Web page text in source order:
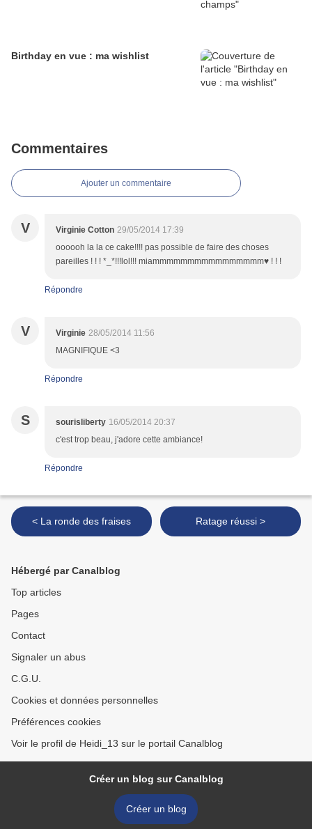
Birthday en vue : ma wishlist
Commentaires
Ajouter un commentaire
V Virginie Cotton 29/05/2014 17:39
oooooh la la ce cake!!!! pas possible de faire des choses
pareilles ! ! ! *_*!!!lol!!! miammmmmmmmmmmmmmmm♥ ! ! !
Répondre
V Virginie 28/05/2014 11:56
MAGNIFIQUE <3
Répondre
S sourisliberty 16/05/2014 20:37
c'est trop beau, j'adore cette ambiance!
Répondre
< La ronde des fraises Ratage réussi >
Hébergé par Canalblog
Top articles
Pages
Contact
Signaler un abus
C.G.U.
Cookies et données personnelles
Préférences cookies
Voir le profil de Heidi_13 sur le portail Canalblog
Créer un blog sur Canalblog
Créer un blog